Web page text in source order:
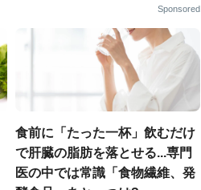
Sponsored
食前に「たった一杯」飲むだけ
で肝臓の脂肪を落とせる...専門
医の中では常識「食物繊維、発